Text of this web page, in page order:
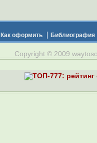
Как оформить Библиография
Copyright © 2009